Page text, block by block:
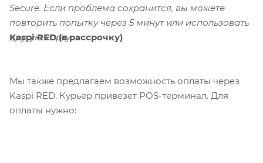
Secure. Если проблема сохранится, вы можете
повторить попытку через 5 минут или использовать
другую карту.
Kaspi RED (в рассрочку)
Мы также предлагаем возможность оплаты через
Kaspi RED. Курьер привезет POS-терминал. Для
оплаты нужно: